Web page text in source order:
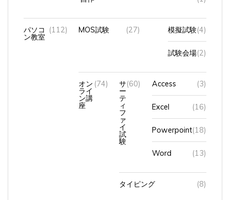
パソコ
ン教室
(112) MOS試験 (27) 模擬試験 (4)
試験会場 (2)
オン
ライ
ン講
座
(74) サ
ー
テ
ィ
フ
ァ
イ
試
験
(60) Access (3)
Excel (16)
Powerpoint (18)
Word (13)
タイピング (8)